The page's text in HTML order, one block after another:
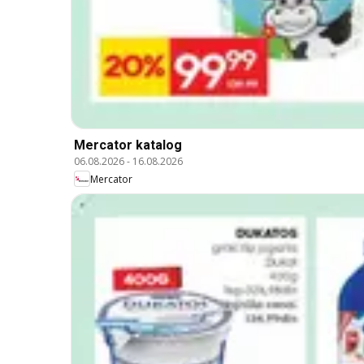
Mercator katalog
06.08.2026- 16.08.2026
Mercator